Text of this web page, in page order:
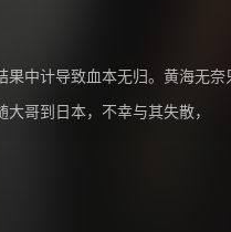
中计导致血本无归。黄海无
哥到日本，不幸与其失散，